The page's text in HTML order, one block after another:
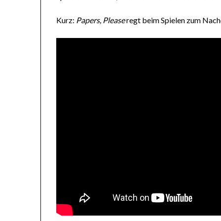
Kurz: Papers, Pleaseregt beim Spielen zum